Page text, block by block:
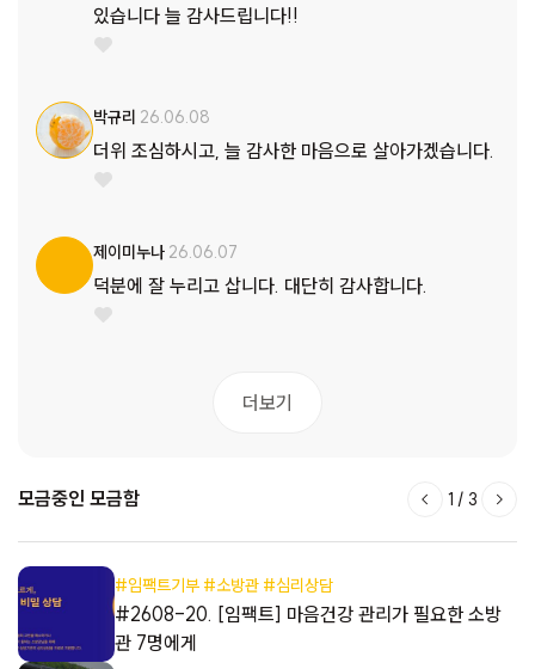
있습니다 늘 감사드립니다!!
박규리 26.06.08
더위 조심하시고, 늘 감사한 마음으로 살아가겠습니다.
제이미누나 26.06.07
덕분에 잘 누리고 삽니다. 대단히 감사합니다.
더보기
모금중인 모금함 1 / 3
#임팩트기부 #소방관 #심리상담
#2608-20. [임팩트] 마음건강 관리가 필요한 소방
관 7명에게